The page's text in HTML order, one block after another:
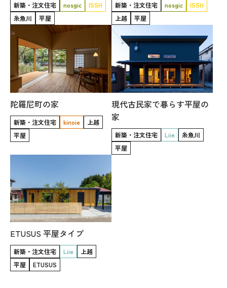
上越スタジオ
スタッフ紹介
ブログ
オレンジフェア
各種事業
採用情報
住まいのなんでも相談
土地･空き家 不動産相談
移住と暮らし相談
新築・注文住宅 nosgic
ISSH
糸魚川
平屋
新築・注文住宅 nosgic
ISSH
上越
平屋
陀羅尼町の家
新築・注文住宅 kinoie
上越
平屋
現代古民家で暮らす平屋の
家
新築・注文住宅 Liie
糸魚川
平屋
ETUSUS 平屋タイプ
新築・注文住宅 Liie
上越
平屋
ETUSUS